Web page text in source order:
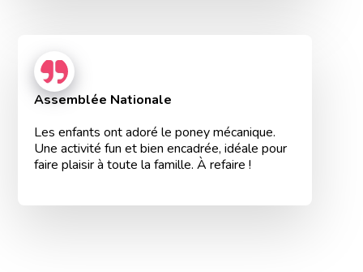
Assemblée Nationale
Les enfants ont adoré le poney mécanique.
Une activité fun et bien encadrée, idéale pour
faire plaisir à toute la famille. À refaire !